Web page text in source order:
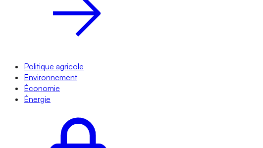
Politique agricole
Environnement
Économie
Énergie